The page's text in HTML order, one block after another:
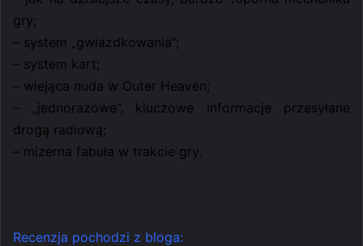
gry;
– system „gwiazdkowania”;
– system kart;
– wiejąca nuda w Outer Heaven;
– „jednorazowe”, kluczowe informacje przesyłane
drogą radiową;
– mizerna fabuła w trakcie gry.
Recenzja pochodzi z bloga: